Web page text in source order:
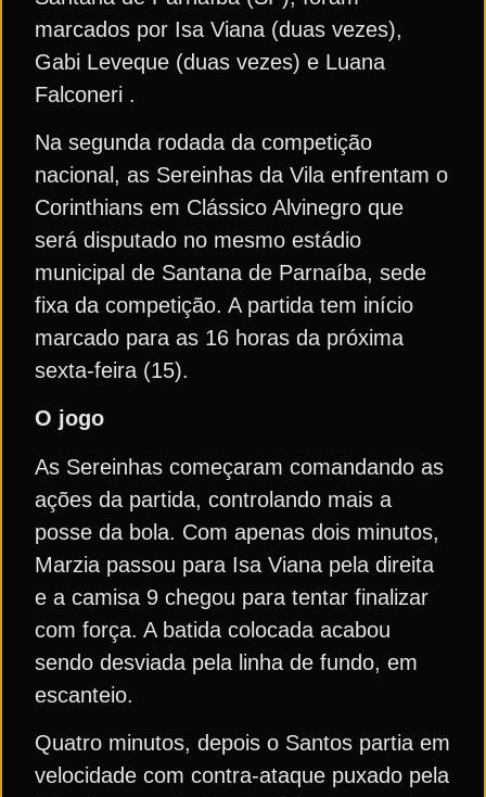
marcados por Isa Viana (duas vezes),
Gabi Leveque (duas vezes) e Luana
Falconeri .
Na segunda rodada da competição
nacional, as Sereinhas da Vila enfrentam o
Corinthians em Clássico Alvinegro que
será disputado no mesmo estádio
municipal de Santana de Parnaíba, sede
fixa da competição. A partida tem início
marcado para as 16 horas da próxima
sexta-feira (15).
O jogo
As Sereinhas começaram comandando as
ações da partida, controlando mais a
posse da bola. Com apenas dois minutos,
Marzia passou para Isa Viana pela direita
e a camisa 9 chegou para tentar finalizar
com força. A batida colocada acabou
sendo desviada pela linha de fundo, em
escanteio.
Quatro minutos, depois o Santos partia em
velocidade com contra-ataque puxado pela